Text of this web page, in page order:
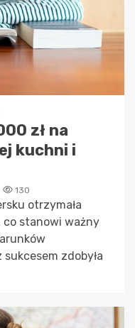
zł na
kuchni i
130
otrzymała
co stanowi ważny
zdobyła